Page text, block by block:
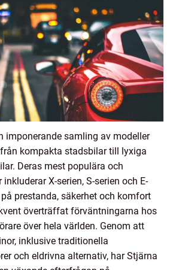
imponerande samling av modeller
kompakta stadsbilar till lyxiga
Deras mest populära och
X-serien, S-serien och E-
prestanda, säkerhet och komfort
överträffat förväntningarna hos
över hela världen. Genom att
inklusive traditionella
och eldrivna alternativ, har Stjärna